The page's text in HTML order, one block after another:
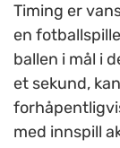
Timing er
en
ballen i mål i
et sekund,
med innspill